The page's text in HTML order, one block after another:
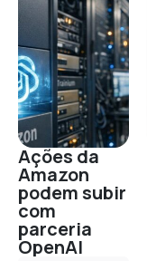
Ações da
Amazon
podem subir
com
parceria
OpenAI